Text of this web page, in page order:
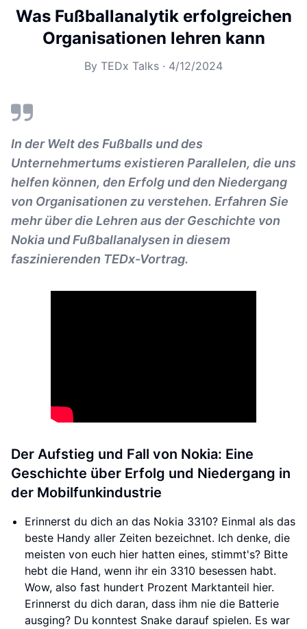
Was Fußballanalytik erfolgreichen
Organisationen lehren kann
By TEDx Talks · 4/12/2024
In der Welt des Fußballs und des
Unternehmertums existieren Parallelen, die uns
helfen können, den Erfolg und den Niedergang
von Organisationen zu verstehen. Erfahren Sie
mehr über die Lehren aus der Geschichte von
Nokia und Fußballanalysen in diesem
faszinierenden TEDx-Vortrag.
Der Aufstieg und Fall von Nokia: Eine
Geschichte über Erfolg und Niedergang in
der Mobilfunkindustrie
Erinnerst du dich an das Nokia 3310? Einmal als das
beste Handy aller Zeiten bezeichnet. Ich denke, die
meisten von euch hier hatten eines, stimmt's? Bitte
hebt die Hand, wenn ihr ein 3310 besessen habt.
Wow, also fast hundert Prozent Marktanteil hier.
Erinnerst du dich daran, dass ihm nie die Batterie
ausging? Du konntest Snake darauf spielen. Es war